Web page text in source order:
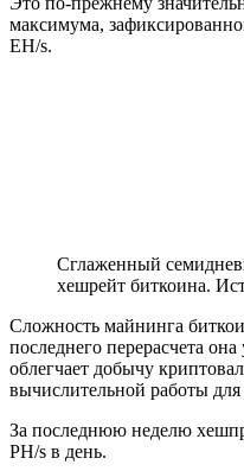
максимума,
EH/s.
Сглаженный
хешрейт биткоина.
Сложность майнинга
последнего перерасчета
облегчает добычу
вычислительной работы
За последнюю неделю
PH/s в день.